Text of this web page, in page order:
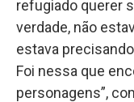
refugiado querer
verdade, não
estava
Foi nessa que
personagens”,